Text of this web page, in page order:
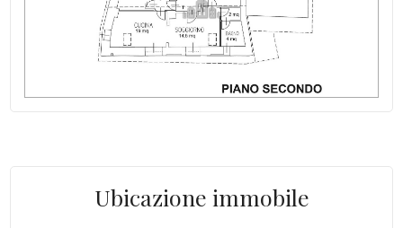
Area esterna privata: Cortile
Ubicazione immobile